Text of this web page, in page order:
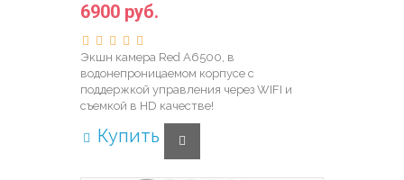
6900 руб.
Экшн камера Red A6500, в
водонепроницаемом корпусе с
поддержкой управления через WIFI и
съемкой в HD качестве!
Купить